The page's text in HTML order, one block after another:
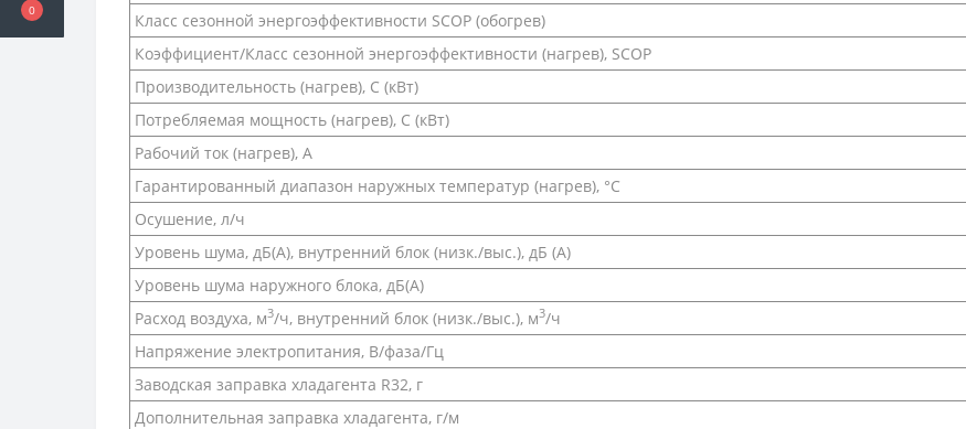
0
Класс сезонной энергоэффективности SCOP (обогрев)
Коэффициент/Класс сезонной энергоэффективности (нагрев), SCOP
Производительность (нагрев), С (кВт)
Потребляемая мощность (нагрев), С (кВт)
Рабочий ток (нагрев), А
Гарантированный диапазон наружных температур (нагрев), °С
Осушение, л/ч
Уровень шума, дБ(A), внутренний блок (низк./выс.), дБ (А)
Уровень шума наружного блока, дБ(A)
Расход воздуха, м3/ч, внутренний блок (низк./выс.), м3/ч
Напряжение электропитания, В/фаза/Гц
Заводская заправка хладагента R32, г
Дополнительная заправка хладагента, г/м